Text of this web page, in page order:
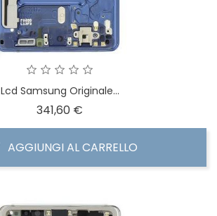
Lcd Samsung Originale...
341,60 €
AGGIUNGI AL CARRELLO